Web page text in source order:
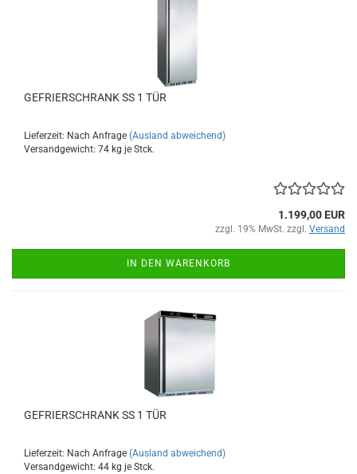
GEFRIERSCHRANK SS 1 TÜR
Lieferzeit: Nach Anfrage (Ausland abweichend)
Versandgewicht: 74 kg je Stck.
1.199,00 EUR
zzgl. 19% MwSt. zzgl. Versand
IN DEN WARENKORB
GEFRIERSCHRANK SS 1 TÜR
Lieferzeit: Nach Anfrage (Ausland abweichend)
Versandgewicht: 44 kg je Stck.